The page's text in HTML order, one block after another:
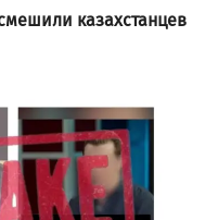
казахстанцев